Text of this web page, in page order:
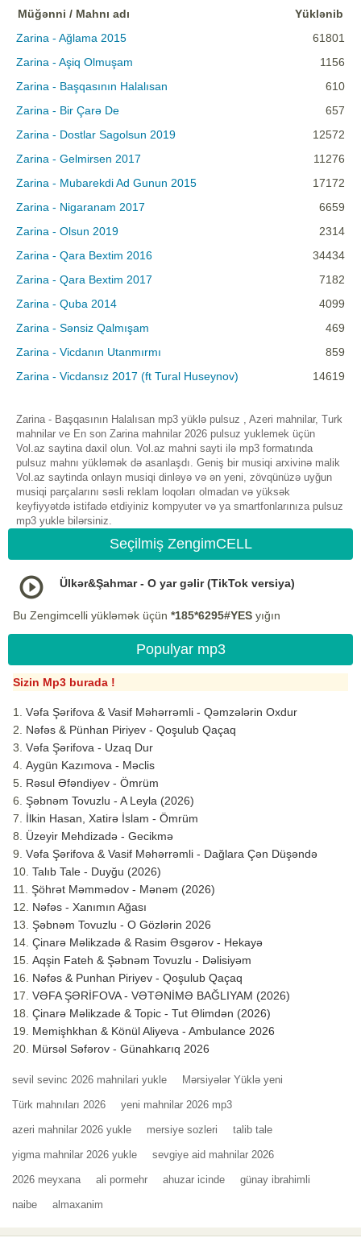
Müğənni / Mahnı adı
Yüklənib
Zarina - Ağlama 2015
61801
Zarina - Aşiq Olmuşam
1156
Zarina - Başqasının Halalısan
610
Zarina - Bir Çarə De
657
Zarina - Dostlar Sagolsun 2019
12572
Zarina - Gelmirsen 2017
11276
Zarina - Mubarekdi Ad Gunun 2015
17172
Zarina - Nigaranam 2017
6659
Zarina - Olsun 2019
2314
Zarina - Qara Bextim 2016
34434
Zarina - Qara Bextim 2017
7182
Zarina - Quba 2014
4099
Zarina - Sənsiz Qalmışam
469
Zarina - Vicdanın Utanmırmı
859
Zarina - Vicdansız 2017 (ft Tural Huseynov)
14619
Zarina - Başqasının Halalısan mp3 yüklə pulsuz , Azeri mahnilar, Turk
mahnilar ve En son Zarina mahnilar 2026 pulsuz yuklemek üçün
Vol.az saytina daxil olun. Vol.az mahni sayti ilə mp3 formatında
pulsuz mahnı yükləmək də asanlaşdı. Geniş bir musiqi arxivinə malik
Vol.az saytinda onlayn musiqi dinləyə və ən yeni, zövqünüzə uyğun
musiqi parçalarını səsli reklam loqoları olmadan və yüksək
keyfiyyətdə istifadə etdiyiniz kompyuter və ya smartfonlarınıza pulsuz
mp3 yukle bilərsiniz.
Seçilmiş ZengimCELL
Ülkər&Şahmar - O yar gəlir (TikTok versiya)
Bu Zengimcelli yükləmək üçün *185*6295#YES yığın
Populyar mp3
Sizin Mp3 burada !
Vəfa Şərifova & Vasif Məhərrəmli - Qəmzələrin Oxdur
Nəfəs & Pünhan Piriyev - Qoşulub Qaçaq
Vəfa Şərifova - Uzaq Dur
Aygün Kazımova - Məclis
Rəsul Əfəndiyev - Ömrüm
Şəbnəm Tovuzlu - A Leyla (2026)
İlkin Hasan, Xatirə İslam - Ömrüm
Üzeyir Mehdizadə - Gecikmə
Vəfa Şərifova & Vasif Məhərrəmli - Dağlara Çən Düşəndə
Talıb Tale - Duyğu (2026)
Şöhrət Məmmədov - Mənəm (2026)
Nəfəs - Xanımın Ağası
Şəbnəm Tovuzlu - O Gözlərin 2026
Çinarə Məlikzadə & Rasim Əsgərov - Hekayə
Aqşin Fateh & Şəbnəm Tovuzlu - Dəlisiyəm
Nəfəs & Punhan Piriyev - Qoşulub Qaçaq
VƏFA ŞƏRİFOVA - VƏTƏNİMƏ BAĞLIYAM (2026)
Çinarə Məlikzade & Topic - Tut Əlimdən (2026)
Memişhkhan & Könül Aliyeva - Ambulance 2026
Mürsəl Səfərov - Günahkarıq 2026
sevil sevinc 2026 mahnilari yukle Mərsiyələr Yüklə yeni
Türk mahnıları 2026 yeni mahnilar 2026 mp3
azeri mahnilar 2026 yukle mersiye sozleri talib tale
yigma mahnilar 2026 yukle sevgiye aid mahnilar 2026
2026 meyxana ali pormehr ahuzar icinde günay ibrahimli
naibe almaxanim